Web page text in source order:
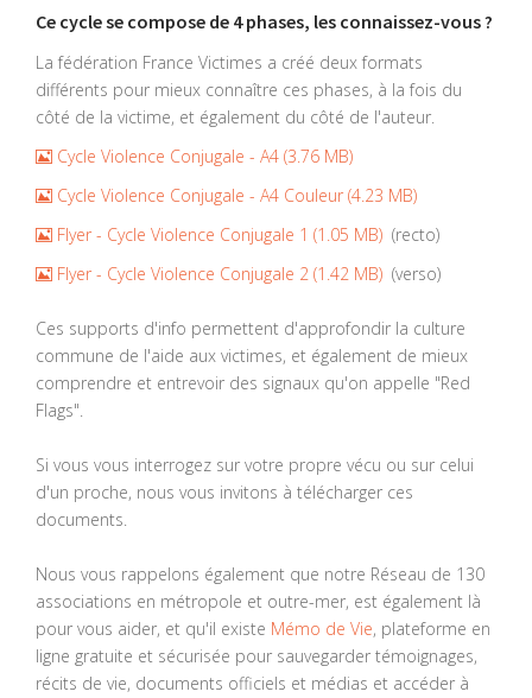
Ce cycle se compose de 4 phases, les connaissez-vous ?
La fédération France Victimes a créé deux formats
différents pour mieux connaître ces phases, à la fois du
côté de la victime, et également du côté de l'auteur.
image
Cycle Violence Conjugale - A4 (3.76 MB)
image
Cycle Violence Conjugale - A4 Couleur (4.23 MB)
image
Flyer - Cycle Violence Conjugale 1 (1.05 MB) (recto)
image
Flyer - Cycle Violence Conjugale 2 (1.42 MB) (verso)
Ces supports d'info permettent d'approfondir la culture
commune de l'aide aux victimes, et également de mieux
comprendre et entrevoir des signaux qu'on appelle "Red
Flags".
Si vous vous interrogez sur votre propre vécu ou sur celui
d'un proche, nous vous invitons à télécharger ces
documents.
Nous vous rappelons également que notre Réseau de 130
associations en métropole et outre-mer, est également là
pour vous aider, et qu'il existe Mémo de Vie, plateforme en
ligne gratuite et sécurisée pour sauvegarder témoignages,
récits de vie, documents officiels et médias et accéder à